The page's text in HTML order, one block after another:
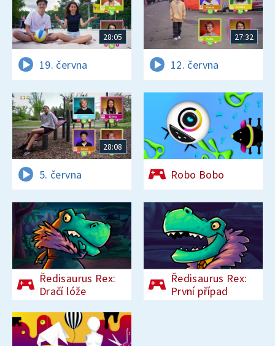
28:05
19. června
27:32
12. června
28:08
5. června Robo Bobo
Ředisaurus Rex:
Dračí lóže
Ředisaurus Rex:
První případ